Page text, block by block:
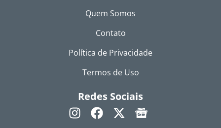
Quem Somos
Contato
Política de Privacidade
Termos de Uso
Redes Sociais